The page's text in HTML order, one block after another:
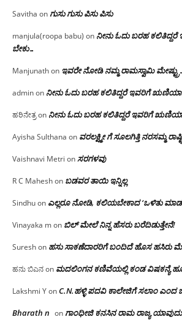
Savitha onಗುಸು ಗುಸು ಪಿಸು ಪಿಸು
manjula(roopa babu) on ನೀನು ಓದು ಬರಹ
ಬೇಕು…
Manjunathon ಇವರೇ‌ ನೋಡಿ‌ ನಮ್ಮ‌ ರಾಮಸ್ವಾಮಿ
adminon ನೀನು ಓದು ಬರಹ ಕಲಿತಿದ್ದರೆ ಇವರಿಗೆ
ಹರಿನೇತ್ರon ನೀನು ಓದು ಬರಹ ಕಲಿತಿದ್ದರೆ ಇವರಿಗೆ
Ayisha Sulthana on ವರಲಕ್ಷ್ಮೀ ಗೆ ಸೂಲಗಿತ್ತಿ ನರಸಮ್ಮ‌
Vaishnavi Metri onಸರಗಳವು
R C Maheshon ಬಡವರ ತಾಯಿ ಇನ್ನಿಲ್ಲ
Sindhuon ಎಲ್ಲರೂ ನೋಡಿ, ಕಲಿಯಬೇಕಾದ ‘ಒಳಿತು
Vinayaka mon ಬಿಲ್ ಮೇಲೆ ನಿನ್ನ ಹೆಸರು ಬರೆದಿಡುತ್ತೇನೆ!
Sureshon ಹಸು ಸಾಕಣೆದಾರರಿಗೆ ಬಂದಿದೆ ಹೊಸ ಹಸಿರು
ಹನು ಬಿಎನon ಮದಲಿಂಗನ ಕಣಿವೆಯಲ್ಲಿ ಕಂಡ ವಿಷಕನ್ಯೆ
Lakshmi YonC.N.ಹಳ್ಳಿ ಪದವಿ ಕಾಲೇಜಿಗೆ ಸಲಾಂ‌ ಎಂದ
Bharath n onಗಾಂಧೀಜಿ ಕನಸಿನ ರಾಮ ರಾಜ್ಯ